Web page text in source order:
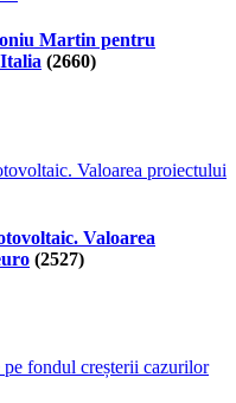
Martin pentru
(2660)
Valoarea
(2527)